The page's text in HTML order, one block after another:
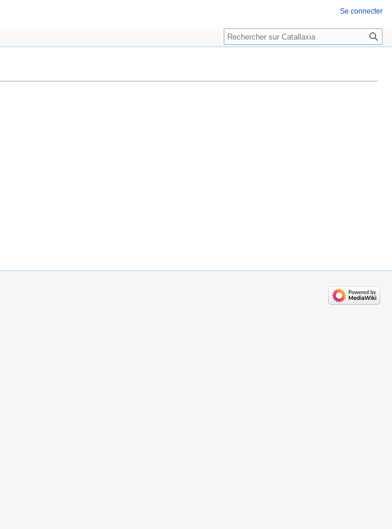
Se connecter
Rechercher